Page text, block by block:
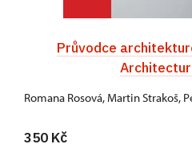
Průvodce
Romana Rosová, Martin Strakoš,
350 Kč